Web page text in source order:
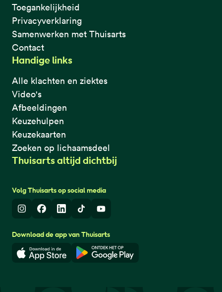
Toegankelijkheid
Privacyverklaring
Samenwerken met Thuisarts
Contact
Handige links
Alle klachten en ziektes
Video's
Afbeeldingen
Keuzehulpen
Keuzekaarten
Zoeken op lichaamsdeel
Thuisarts altijd dichtbij
Volg Thuisarts op social media
InstagramFacebook
LinkedInTikTokYoutube
Download de app van Thuisarts
Download in de App StoreDownload in de Google Play